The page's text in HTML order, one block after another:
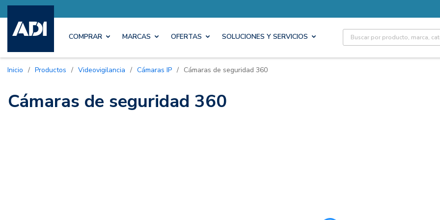
COMPRAR MARCAS OFERTAS SOLUCIONES Y SERVICIOS Site Search
Inicio / Productos / Videovigilancia / Cámaras IP / Cámaras de seguridad 360
Cámaras de seguridad 360